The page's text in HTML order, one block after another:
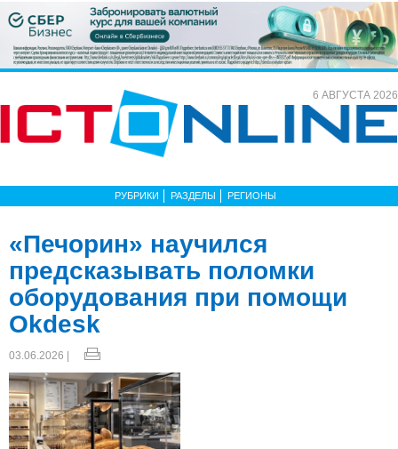
6 АВГУСТА 2026
РУБРИКИ РАЗДЕЛЫ РЕГИОНЫ
«Печорин» научился
предсказывать поломки
оборудования при помощи
Okdesk
03.06.2026 |